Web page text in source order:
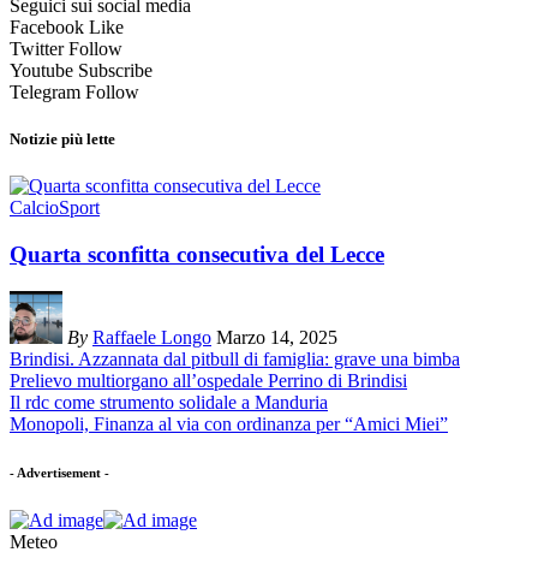
Seguici sui social media
Facebook Like
Twitter Follow
Youtube Subscribe
Telegram Follow
Notizie più lette
CalcioSport
Quarta sconfitta consecutiva del Lecce
By Raffaele Longo Marzo 14, 2025
Brindisi. Azzannata dal pitbull di famiglia: grave una bimba
Prelievo multiorgano all’ospedale Perrino di Brindisi
Il rdc come strumento solidale a Manduria
Monopoli, Finanza al via con ordinanza per “Amici Miei”
- Advertisement -
Meteo